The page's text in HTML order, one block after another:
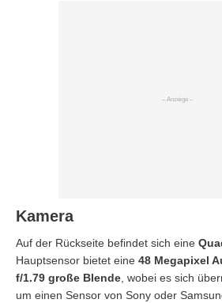
Kamera
Auf der Rückseite befindet sich eine
Hauptsensor bietet eine 48 Megapixel
f/1.79 große Blende , wobei es sich
um einen Sensor von Sony oder